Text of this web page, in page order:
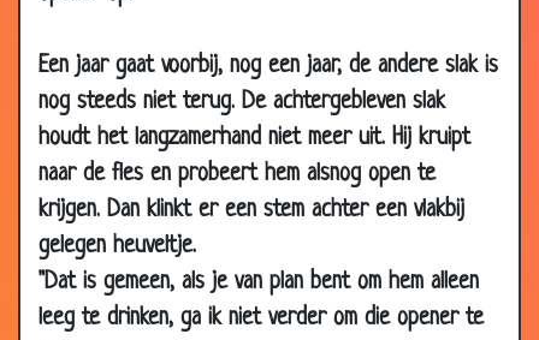
Een jaar gaat voorbij, nog een jaar, de andere slak is
nog steeds niet terug. De achtergebleven slak
houdt het langzamerhand niet meer uit. Hij kruipt
naar de fles en probeert hem alsnog open te
krijgen. Dan klinkt er een stem achter een vlakbij
gelegen heuveltje.
"Dat is gemeen, als je van plan bent om hem alleen
leeg te drinken, ga ik niet verder om die opener te
10 Jul 2012
Muis en olifant
29 Jun 2012
Even langskomen
3.40
01 Jun 2012
Vriend varken
25 Jan 2012
Niet in dienst willen!
3.65
03 Oct 2011
Dromen
24 Feb 2011
Olifanten geheugen
2.49
11 Feb 2011
De gorilla
3.45